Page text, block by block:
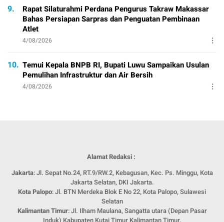
9.
Rapat Silaturahmi Perdana Pengurus Takraw Makassar
Bahas Persiapan Sarpras dan Penguatan Pembinaan
Atlet
4/08/2026
10. Temui Kepala BNPB RI, Bupati Luwu Sampaikan Usulan
Pemulihan Infrastruktur dan Air Bersih
4/08/2026
Alamat Redaksi :
Jakarta: Jl. Sepat No.24, RT.9/RW.2, Kebagusan, Kec. Ps. Minggu, Kota
Jakarta Selatan, DKI Jakarta.
Kota Palopo: Jl. BTN Merdeka Blok E No 22, Kota Palopo, Sulawesi
Selatan
Kalimantan Timur: Jl. Ilham Maulana, Sangatta utara (Depan Pasar
Induk) Kabupaten Kutai Timur Kalimantan Timur.